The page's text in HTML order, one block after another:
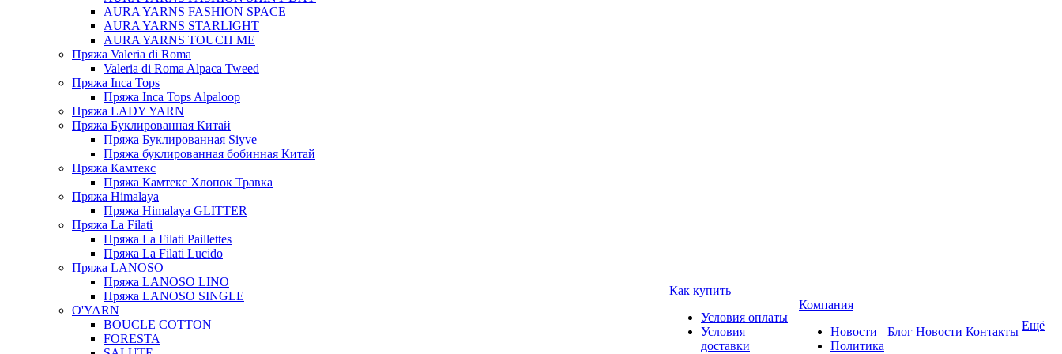
AURA YARNS FASHION SPACE
AURA YARNS STARLIGHT
AURA YARNS TOUCH ME
Пряжа Valeria di Roma
Valeria di Roma Alpaca Tweed
Пряжа Inca Tops
Пряжа Inca Tops Alpaloop
Пряжа LADY YARN
Пряжа Буклированная Китай
Пряжа Буклированная Siyve
Пряжа буклированная бобинная Китай
Пряжа Камтекс
Пряжа Камтекс Хлопок Травка
Пряжа Himalaya
Пряжа Himalaya GLITTER
Пряжа La Filati
Пряжа La Filati Paillettes
Пряжа La Filati Lucido
Пряжа LANOSO
Пряжа LANOSO LINO
Пряжа LANOSO SINGLE
O'YARN
BOUCLE COTTON
FORESTA
Как купить
Условия оплаты
Условия
доставки
Компания
Новости
Политика
Блог Новости Контакты Ещё